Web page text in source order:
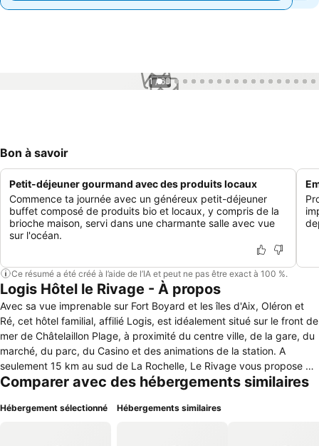
1 / 63
Bon à savoir
Petit-déjeuner gourmand avec des produits locaux
Commence ta journée avec un généreux petit-déjeuner
buffet composé de produits bio et locaux, y compris de la
brioche maison, servi dans une charmante salle avec vue
sur l'océan.
Ce résumé a été créé à l’aide de l’IA et peut ne pas être exact à 100 %.
Logis Hôtel le Rivage - À propos
Avec sa vue imprenable sur Fort Boyard et les îles d'Aix, Oléron et
Ré, cet hôtel familial, affilié Logis, est idéalement situé sur le front de
mer de Châtelaillon Plage, à proximité du centre ville, de la gare, du
marché, du parc, du Casino et des animations de la station. A
seulement 15 km au sud de La Rochelle, Le Rivage vous propose 30
chambres tout confort, dont 17 avec balcon loggia face à l'océan
soleil. 5 chambres avec kitchenette sont également disponibles
Comparer avec des hébergements similaires
Hébergement sélectionné Hébergements similaires